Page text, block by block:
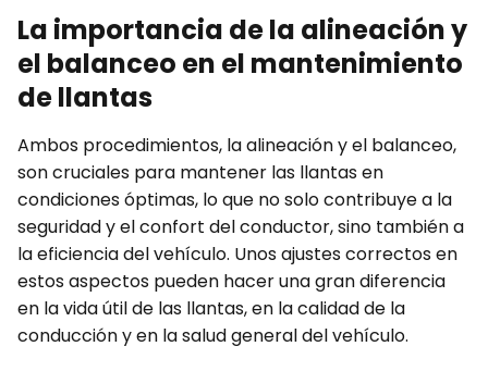
La importancia de la alineación y
el balanceo en el mantenimiento
de llantas
Ambos procedimientos, la alineación y el balanceo,
son cruciales para mantener las llantas en
condiciones óptimas, lo que no solo contribuye a la
seguridad y el confort del conductor, sino también a
la eficiencia del vehículo. Unos ajustes correctos en
estos aspectos pueden hacer una gran diferencia
en la vida útil de las llantas, en la calidad de la
conducción y en la salud general del vehículo.